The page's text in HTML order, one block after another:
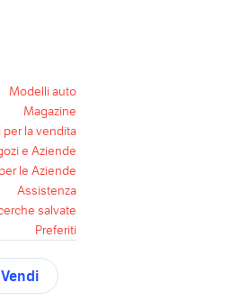
Modelli auto
Magazine
la vendita
e Aziende
le Aziende
Assistenza
salvate
Preferiti
Vendi